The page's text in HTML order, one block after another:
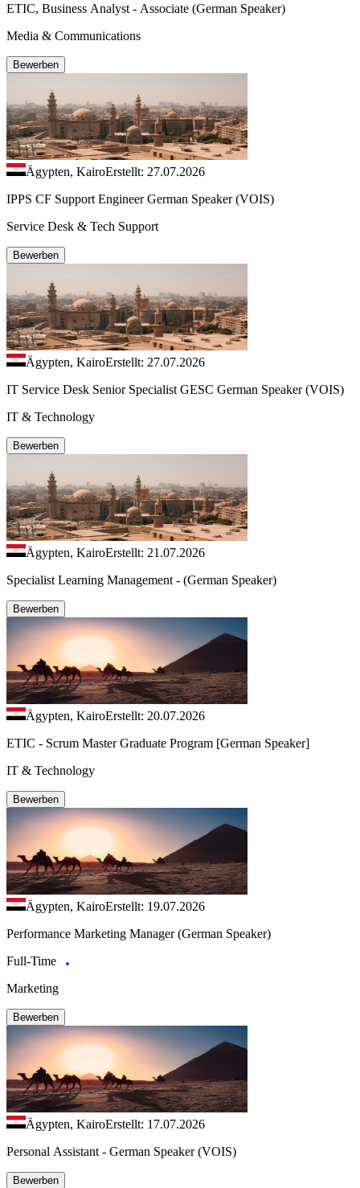
ETIC, Business Analyst - Associate (German Speaker)
Media & Communications
Bewerben
Ägypten, KairoErstellt: 27.07.2026
IPPS CF Support Engineer German Speaker (VOIS)
Service Desk & Tech Support
Bewerben
Ägypten, KairoErstellt: 27.07.2026
IT Service Desk Senior Specialist GESC German Speaker (VOIS)
IT & Technology
Bewerben
Ägypten, KairoErstellt: 21.07.2026
Specialist Learning Management - (German Speaker)
Bewerben
Ägypten, KairoErstellt: 20.07.2026
ETIC - Scrum Master Graduate Program [German Speaker]
IT & Technology
Bewerben
Ägypten, KairoErstellt: 19.07.2026
Performance Marketing Manager (German Speaker)
Full-Time
Marketing
Bewerben
Ägypten, KairoErstellt: 17.07.2026
Personal Assistant - German Speaker (VOIS)
Bewerben